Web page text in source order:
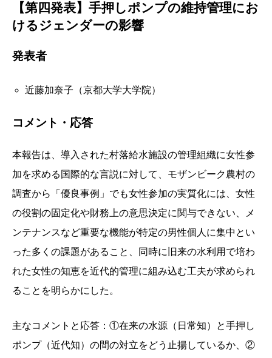
【第四発表】手押しポンプの維持管理にお
けるジェンダーの影響
発表者
近藤加奈子（京都大学大学院）
コメント・応答
本報告は、導入された村落給水施設の管理組織に女性参
加を求める国際的な言説に対して、モザンビーク農村の
調査から「優良事例」でも女性参加の実質化には、女性
の役割の固定化や財務上の意思決定に関与できない、メ
ンテナンスなど重要な機能が特定の男性個人に集中とい
った多くの課題があること、同時に旧来の水利用で培わ
れた女性の知恵を近代的管理に組み込む工夫が求められ
ることを明らかにした。
主なコメントと応答：①在来の水源（日常知）と手押し
ポンプ（近代知）の間の対立をどう止揚しているか、②